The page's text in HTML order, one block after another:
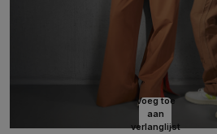
Voeg toe
aan
verlanglijst